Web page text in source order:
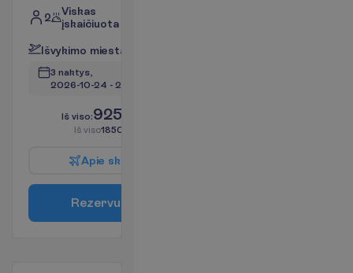
2
Viskas
įskaičiuota
Išvykimo miesta
3 naktys,
2026-10-24 - 2026-10-27
Iš viso:925.00
Iš viso1850.00
Apie sk
Rezervu